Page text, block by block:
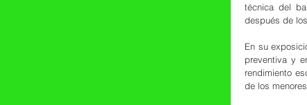
técnica del
después de
En su
preventiva y
rendimiento
de los